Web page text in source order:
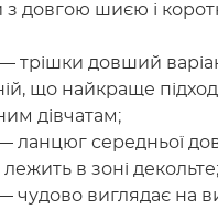
з довгою шиєю і
трішки довший
що найкраще
дівчатам;
ланцюг середньої
в зоні декольте;
чудово виглядає на